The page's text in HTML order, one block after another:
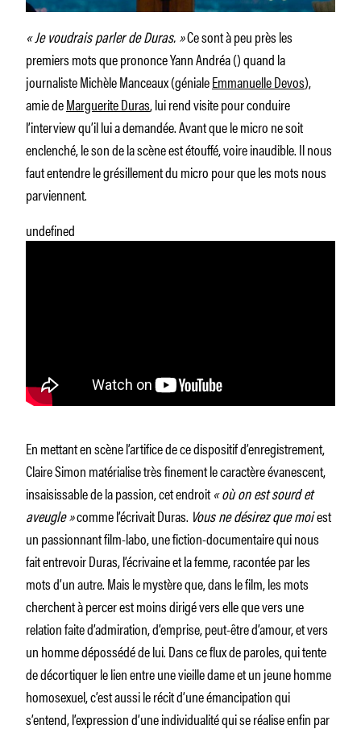
« Je voudrais parler de Duras. »Ce sont à peu près les
premiers mots que prononce Yann Andréa () quand la
journaliste Michèle Manceaux (génialeEmmanuelle Devos),
amie deMarguerite Duras, lui rend visite pour conduire
l’interview qu’il lui a demandée. Avant que le micro ne soit
enclenché, le son de la scène est étouffé, voire inaudible. Il nous
faut entendre le grésillement du micro pour que les mots nous
parviennent.
undefined
En mettant en scène l’artifice de ce dispositif d’enregistrement,
Claire Simon matérialise très finement le caractère évanescent,
insaisissable de la passion, cet endroit« où on est sourd et
aveugle »comme l’écrivait Duras. Vous ne désirez que moiest
un passionnant film-labo, une fiction-­documentaire qui nous
fait entrevoir Duras, l’écrivaine et la femme, racontée par les
mots d’un autre. Mais le mystère que, dans le film, les mots
cherchent à percer est moins dirigé vers elle que vers une
relation faite d’admiration, d’emprise, peut-être d’amour, et vers
un homme dépossédé de lui. Dans ce flux de paroles, qui tente
de décortiquer le lien entre une vieille dame et un jeune homme
homosexuel, c’est aussi le récit d’une émancipation qui
s’entend, l’expression d’une individualité qui se réalise enfin par